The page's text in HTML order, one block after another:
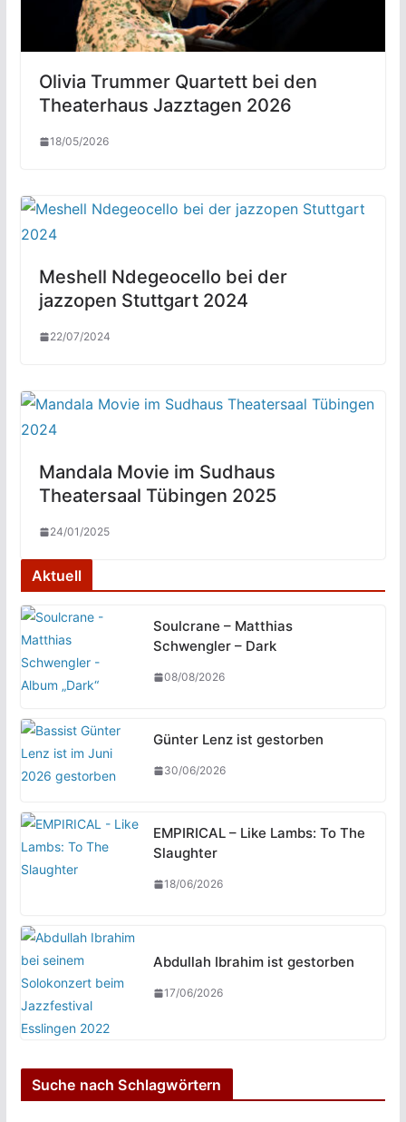
Olivia Trummer Quartett bei den
Theaterhaus Jazztagen 2026
18/05/2026
Meshell Ndegeocello bei der
jazzopen Stuttgart 2024
22/07/2024
Mandala Movie im Sudhaus
Theatersaal Tübingen 2025
24/01/2025
Aktuell
Soulcrane – Matthias
Schwengler – Dark
08/08/2026
Günter Lenz ist gestorben
30/06/2026
EMPIRICAL – Like Lambs: To The
Slaughter
18/06/2026
Abdullah Ibrahim ist gestorben
17/06/2026
Suche nach Schlagwörtern